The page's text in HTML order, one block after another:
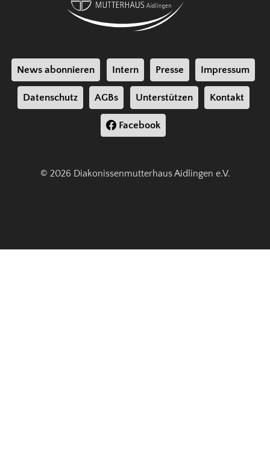
News abonnieren Intern Presse Impressum
Datenschutz AGBs Unterstützen Kontakt
Facebook
© 2026 Diakonissenmutterhaus Aidlingen e.V.